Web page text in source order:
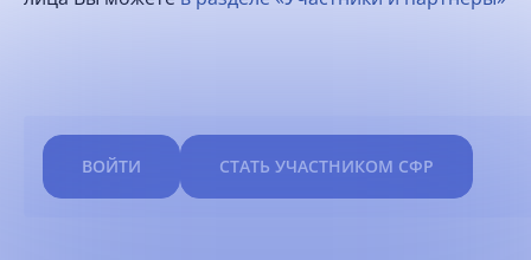
ВОЙТИ СТАТЬ УЧАСТНИКОМ СФР